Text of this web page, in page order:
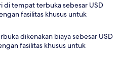
di tempat terbuka sebesar USD
fasilitas khusus untuk
dikenakan biaya sebesar USD
fasilitas khusus untuk